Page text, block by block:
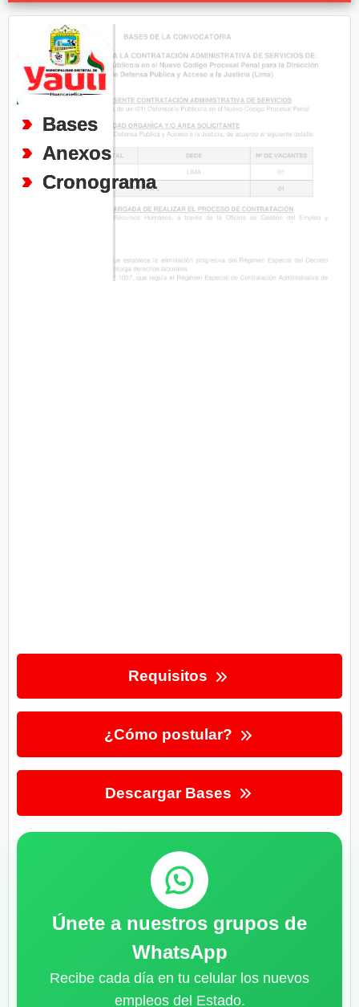
Bases
Anexos
Cronograma
Requisitos
¿Cómo postular?
Descargar Bases
Únete a nuestros grupos de
WhatsApp
Recibe cada día en tu celular los nuevos
empleos del Estado.